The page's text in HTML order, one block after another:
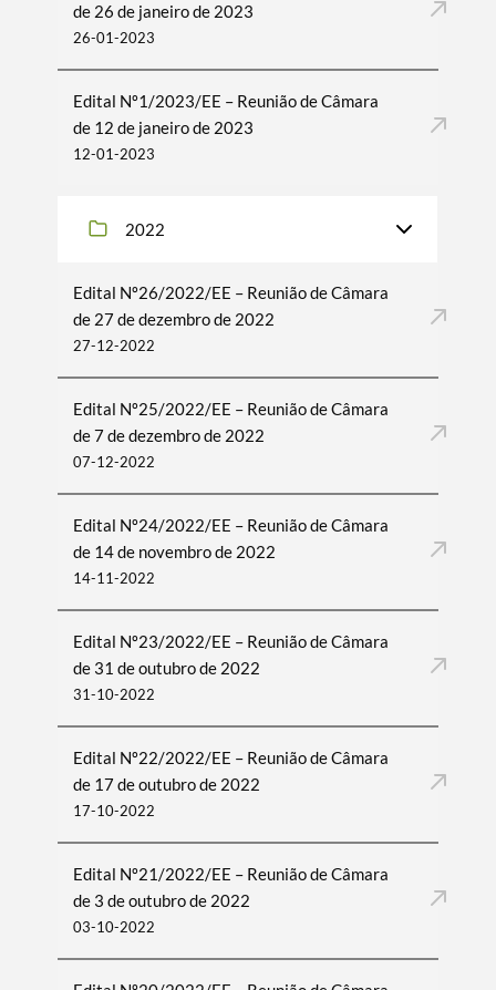
de 26 de janeiro de 2023
26-01-2023
Edital Nº1/2023/EE – Reunião de Câmara
de 12 de janeiro de 2023
12-01-2023
2022
Edital Nº26/2022/EE – Reunião de Câmara
de 27 de dezembro de 2022
27-12-2022
Edital Nº25/2022/EE – Reunião de Câmara
de 7 de dezembro de 2022
07-12-2022
Edital Nº24/2022/EE – Reunião de Câmara
de 14 de novembro de 2022
14-11-2022
Edital Nº23/2022/EE – Reunião de Câmara
de 31 de outubro de 2022
31-10-2022
Edital Nº22/2022/EE – Reunião de Câmara
de 17 de outubro de 2022
17-10-2022
Edital Nº21/2022/EE – Reunião de Câmara
de 3 de outubro de 2022
03-10-2022